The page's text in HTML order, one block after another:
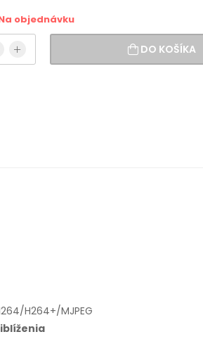
objednávku
DO KOŠÍKA
H264+/MJPEG